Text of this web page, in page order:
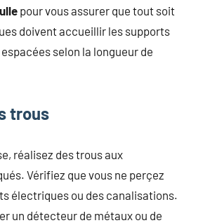
pour vous assurer que tout soit
doivent accueillir les supports
selon la longueur de
trous
réalisez des trous aux
Vérifiez que vous ne perçez
électriques ou des canalisations.
un détecteur de métaux ou de